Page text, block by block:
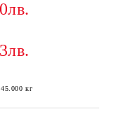
45.000 кг